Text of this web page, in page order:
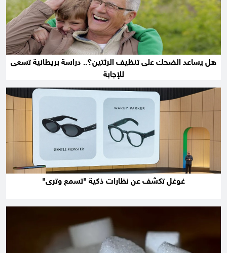
هل يساعد الضحك على تنظيف الرئتين؟.. دراسة بريطانية تسعى
للإجابة
غوغل تكشف عن نظارات ذكية "تسمع وترى"